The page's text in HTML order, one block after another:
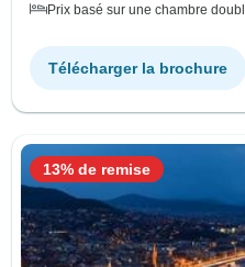
Prix basé sur une chambre
Télécharger la brochure
13% de remise